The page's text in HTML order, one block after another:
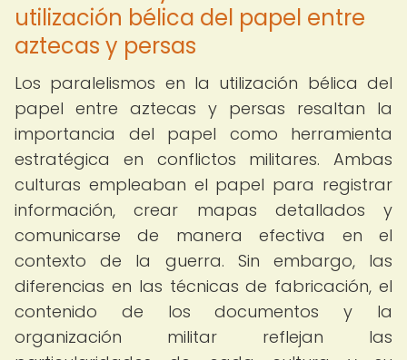
utilización bélica del papel entre
aztecas y persas
Los paralelismos en la utilización bélica del
papel entre aztecas y persas resaltan la
importancia del papel como herramienta
estratégica en conflictos militares. Ambas
culturas empleaban el papel para registrar
información, crear mapas detallados y
comunicarse de manera efectiva en el
contexto de la guerra. Sin embargo, las
diferencias en las técnicas de fabricación, el
contenido de los documentos y la
organización militar reflejan las